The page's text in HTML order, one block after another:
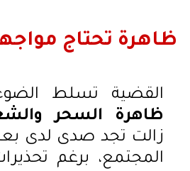
ظاهرة تحتاج
القضية تسلط
ظاهرة السحر
زالت تجد صدى لدى
المجتمع، برغم